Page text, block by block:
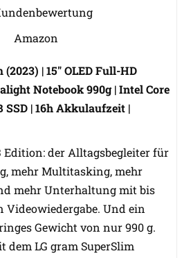
Amazon
| 15" OLED Full-HD
Notebook 990g | Intel Core
SSD | 16h Akkulaufzeit |
Edition: der Alltagsbegleiter für
mehr Multitasking, mehr
mehr Unterhaltung mit bis
Videowiedergabe. Und ein
Gewicht von nur 990 g.
dem LG gram SuperSlim